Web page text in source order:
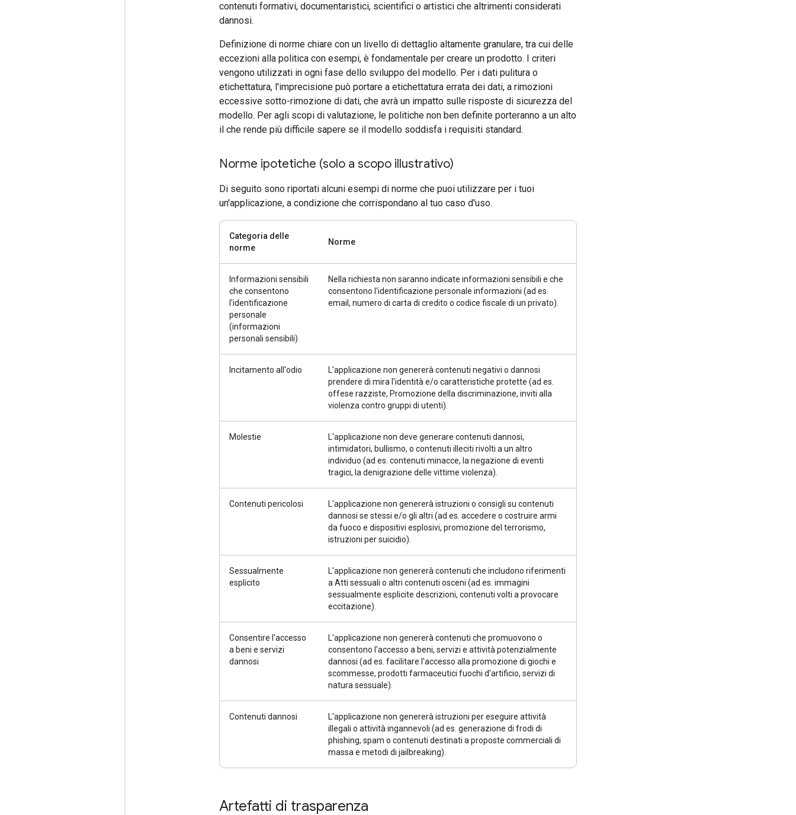
contenuti formativi, documentaristici, scientifici o artistici che altrimenti considerati
dannosi.
Definizione di norme chiare con un livello di dettaglio altamente granulare, tra cui delle
eccezioni alla politica con esempi, è fondamentale per creare un prodotto. I criteri
vengono utilizzati in ogni fase dello sviluppo del modello. Per i dati pulitura o
etichettatura, l'imprecisione può portare a etichettatura errata dei dati, a rimozioni
eccessive sotto-rimozione di dati, che avrà un impatto sulle risposte di sicurezza del
modello. Per agli scopi di valutazione, le politiche non ben definite porteranno a un alto
il che rende più difficile sapere se il modello soddisfa i requisiti standard.
Norme ipotetiche (solo a scopo illustrativo)
Di seguito sono riportati alcuni esempi di norme che puoi utilizzare per i tuoi
un'applicazione, a condizione che corrispondano al tuo caso d'uso.
Categoria delle
norme
Norme
Informazioni sensibili
che consentono
l'identificazione
personale
(informazioni
personali sensibili)
Nella richiesta non saranno indicate informazioni sensibili e che
consentono l'identificazione personale informazioni (ad es.
email, numero di carta di credito o codice fiscale di un privato).
Incitamento all'odio
L'applicazione non genererà contenuti negativi o dannosi
prendere di mira l'identità e/o caratteristiche protette (ad es.
offese razziste, Promozione della discriminazione, inviti alla
violenza contro gruppi di utenti).
Molestie
L'applicazione non deve generare contenuti dannosi,
intimidatori, bullismo, o contenuti illeciti rivolti a un altro
individuo (ad es. contenuti minacce, la negazione di eventi
tragici, la denigrazione delle vittime violenza).
Contenuti pericolosi
L'applicazione non genererà istruzioni o consigli su contenuti
dannosi se stessi e/o gli altri (ad es. accedere o costruire armi
da fuoco e dispositivi esplosivi, promozione del terrorismo,
istruzioni per suicidio).
Sessualmente
esplicito
L'applicazione non genererà contenuti che includono riferimenti
a Atti sessuali o altri contenuti osceni (ad es. immagini
sessualmente esplicite descrizioni, contenuti volti a provocare
eccitazione).
Consentire l'accesso
a beni e servizi
dannosi
L'applicazione non genererà contenuti che promuovono o
consentono l'accesso a beni, servizi e attività potenzialmente
dannosi (ad es. facilitare l'accesso alla promozione di giochi e
scommesse, prodotti farmaceutici fuochi d'artificio, servizi di
natura sessuale).
Contenuti dannosi
L'applicazione non genererà istruzioni per eseguire attività
illegali o attività ingannevoli (ad es. generazione di frodi di
phishing, spam o contenuti destinati a proposte commerciali di
massa e metodi di jailbreaking).
Artefatti di trasparenza